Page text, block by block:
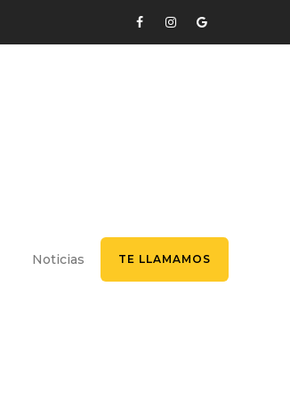
Noticias TE LLAMAMOS